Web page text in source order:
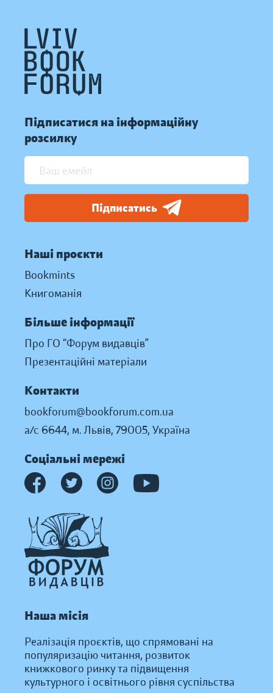
Підписатися на інформаційну
розсилку
Підписатись
Наші проєкти
Bookmints
Книгоманія
Більше інформації
Про ГО “Форум видавців”
Презентаційні матеріали
Контакти
bookforum@bookforum.com.ua
а/с 6644, м. Львів, 79005, Україна
Соціальні мережі
Наша місія
Реалізація проєктів, що спрямовані на
популяризацію читання, розвиток
книжкового ринку та підвищення
культурного і освітнього рівня суспільства